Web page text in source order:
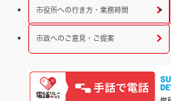
市役所への行き方・業務時間
市政へのご意見・ご提案